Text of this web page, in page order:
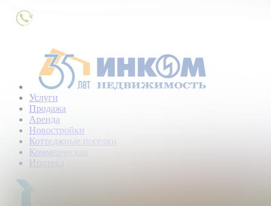
Услуги
Продажа
Аренда
Новостройки
Коттеджные поселки
Коммерческая
Ипотека